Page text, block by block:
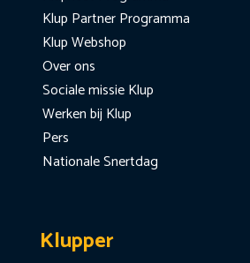
Klup Partner Programma
Klup Webshop
Over ons
Sociale missie Klup
Werken bij Klup
Pers
Nationale Snertdag
Klupper